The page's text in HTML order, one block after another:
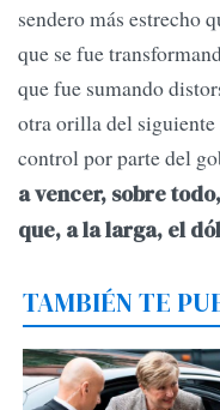
sendero más estrecho
que se fue
que fue sumando
otra orilla del siguiente
control por parte del
a vencer, sobre
que, a la larga, el
TAMBIÉN TE